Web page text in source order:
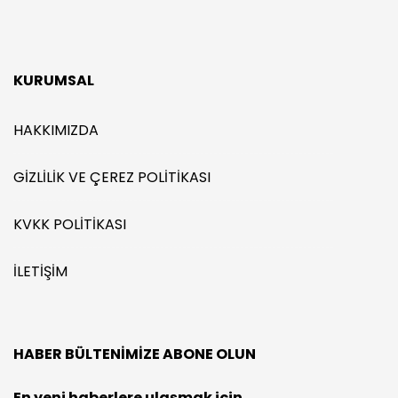
KURUMSAL
HAKKIMIZDA
GIZLILIK VE ÇEREZ POLITIKASI
KVKK POLITIKASI
İLETIŞIM
HABER BÜLTENIMIZE ABONE OLUN